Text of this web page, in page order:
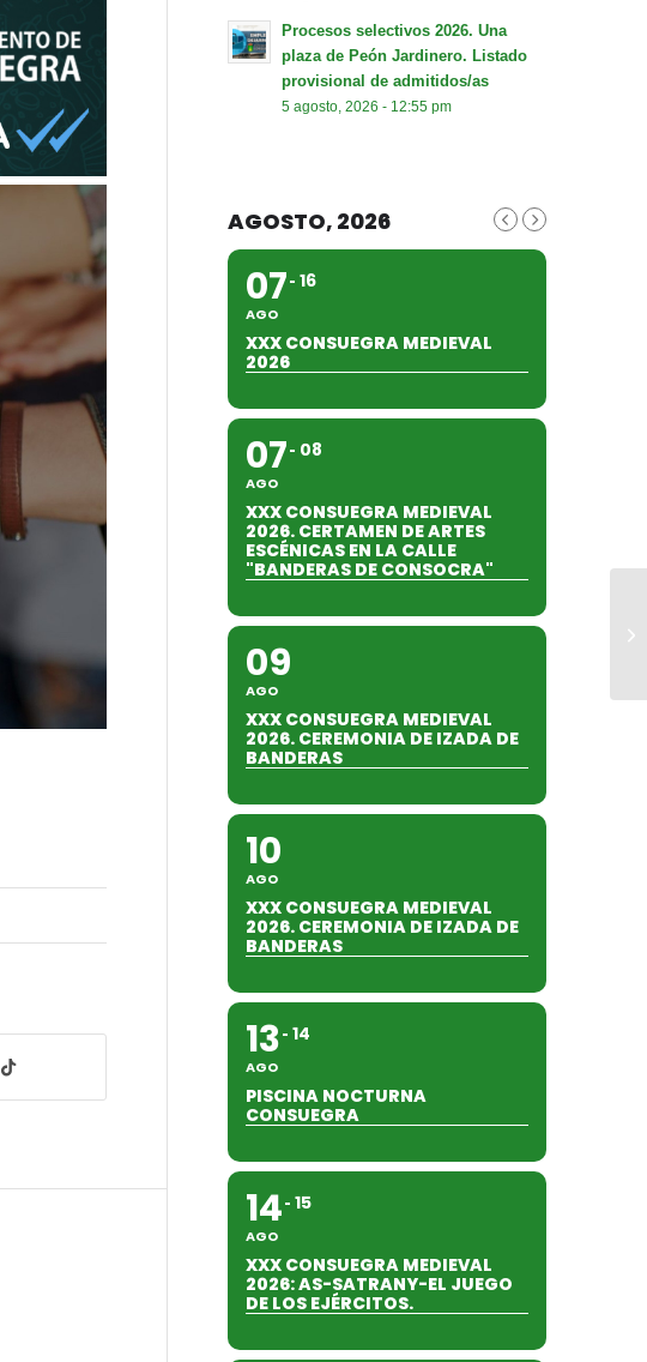
Procesos selectivos 2026. Una
plaza de Peón Jardinero. Listado
provisional de admitidos/as
5 agosto, 2026 - 12:55 pm
AGOSTO, 2026
07
AGO
16
XXX CONSUEGRA MEDIEVAL
2026
07
AGO
08
XXX CONSUEGRA MEDIEVAL
2026. CERTAMEN DE ARTES
ESCÉNICAS EN LA CALLE
"BANDERAS DE CONSOCRA"
09
AGO
XXX CONSUEGRA MEDIEVAL
2026. CEREMONIA DE IZADA DE
BANDERAS
10
AGO
XXX CONSUEGRA MEDIEVAL
2026. CEREMONIA DE IZADA DE
BANDERAS
13
AGO
14
PISCINA NOCTURNA
CONSUEGRA
14
AGO
15
XXX CONSUEGRA MEDIEVAL
2026: AS-SATRANY-EL JUEGO
DE LOS EJÉRCITOS.